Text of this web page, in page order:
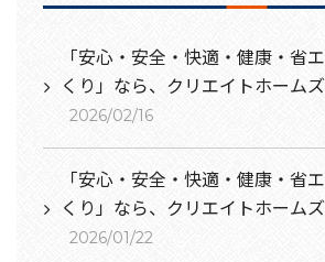
「安心・安全・快適・健康・省
くり」なら、クリエイトホーム
2026/02/16
「安心・安全・快適・健康・省
くり」なら、クリエイトホーム
2026/01/22